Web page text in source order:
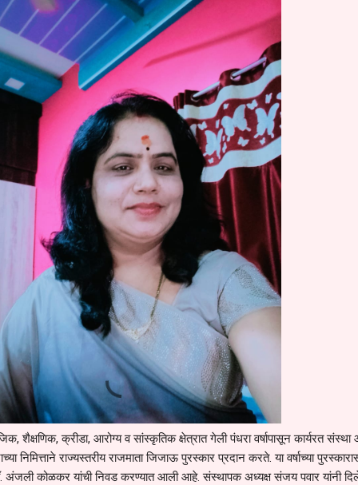
शैक्षणिक, क्रीडा, आरोग्य व सांस्कृतिक क्षेत्रात गेली पंधरा वर्षापासून कार्यरत संस्था
निमित्ताने राज्यस्तरीय राजमाता जिजाऊ पुरस्कार प्रदान करते. या वर्षाच्या
अंजली कोळकर यांची निवड करण्यात आली आहे. संस्थापक अध्यक्ष संजय पवार यांनी